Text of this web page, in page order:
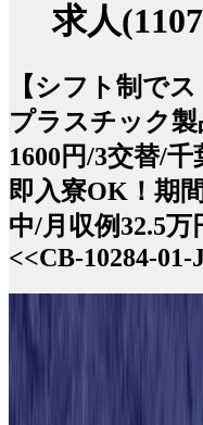
求人
【シフト制で
プラスチック
1600円/3交替/
即入寮OK！期
中/月収例32.5
<<CB-10284-01-